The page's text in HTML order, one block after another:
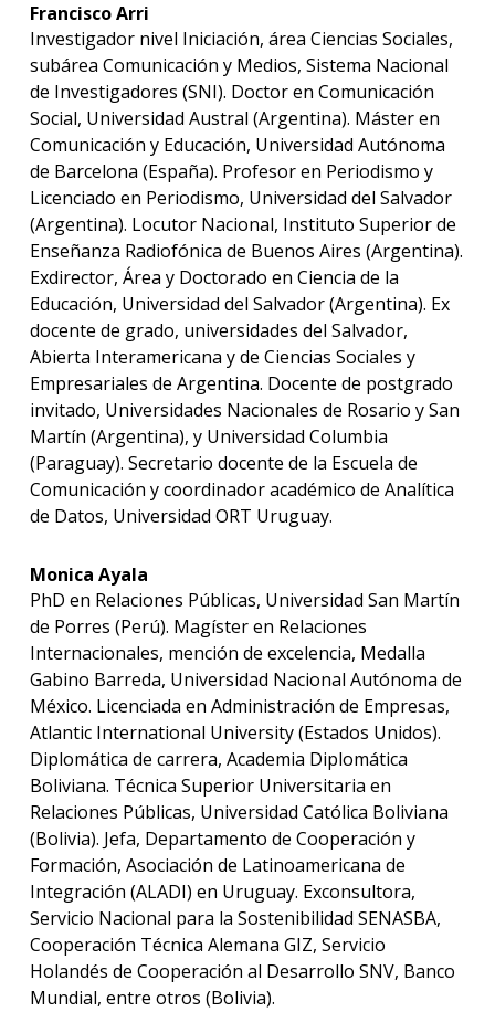
Francisco Arri
Investigador nivel Iniciación, área Ciencias Sociales,
subárea Comunicación y Medios, Sistema Nacional
de Investigadores (SNI). Doctor en Comunicación
Social, Universidad Austral (Argentina). Máster en
Comunicación y Educación, Universidad Autónoma
de Barcelona (España). Profesor en Periodismo y
Licenciado en Periodismo, Universidad del Salvador
(Argentina). Locutor Nacional, Instituto Superior de
Enseñanza Radiofónica de Buenos Aires (Argentina).
Exdirector, Área y Doctorado en Ciencia de la
Educación, Universidad del Salvador (Argentina). Ex
docente de grado, universidades del Salvador,
Abierta Interamericana y de Ciencias Sociales y
Empresariales de Argentina. Docente de postgrado
invitado, Universidades Nacionales de Rosario y San
Martín (Argentina), y Universidad Columbia
(Paraguay). Secretario docente de la Escuela de
Comunicación y coordinador académico de Analítica
de Datos, Universidad ORT Uruguay.
Monica Ayala
PhD en Relaciones Públicas, Universidad San Martín
de Porres (Perú). Magíster en Relaciones
Internacionales, mención de excelencia, Medalla
Gabino Barreda, Universidad Nacional Autónoma de
México. Licenciada en Administración de Empresas,
Atlantic International University (Estados Unidos).
Diplomática de carrera, Academia Diplomática
Boliviana. Técnica Superior Universitaria en
Relaciones Públicas, Universidad Católica Boliviana
(Bolivia). Jefa, Departamento de Cooperación y
Formación, Asociación de Latinoamericana de
Integración (ALADI) en Uruguay. Exconsultora,
Servicio Nacional para la Sostenibilidad SENASBA,
Cooperación Técnica Alemana GIZ, Servicio
Holandés de Cooperación al Desarrollo SNV, Banco
Mundial, entre otros (Bolivia).